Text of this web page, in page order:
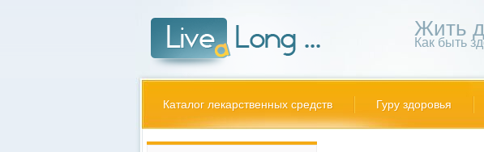
Жить
Как быть
Каталог лекарственных средств Гуру здоровья